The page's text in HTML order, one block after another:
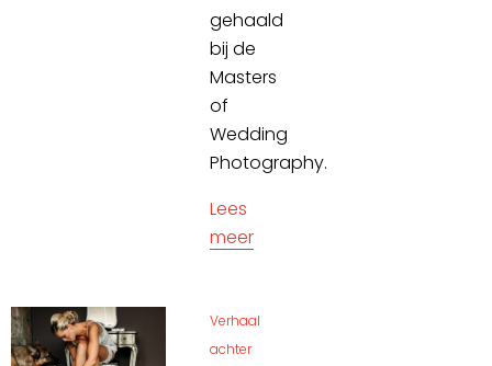
gehaald
bij de
Masters
of
Wedding
Photography.
Lees
meer
Verhaal
achter